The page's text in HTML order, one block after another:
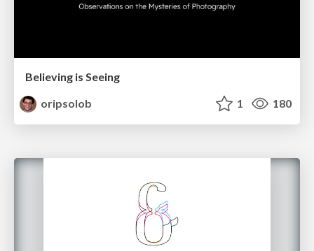
Believing is Seeing
oripsolob
1 180